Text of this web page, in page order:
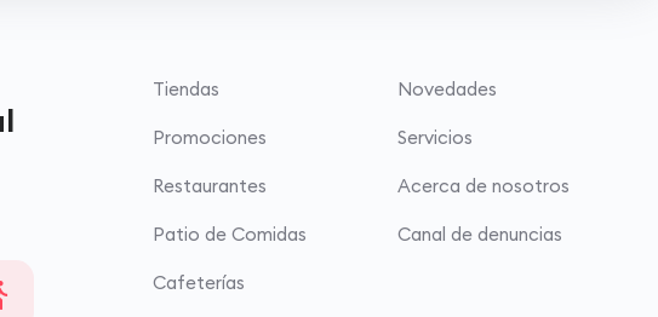
Tiendas
Promociones
Restaurantes
Patio de Comidas
Cafeterías
Novedades
Servicios
Acerca de nosotros
Canal de denuncias